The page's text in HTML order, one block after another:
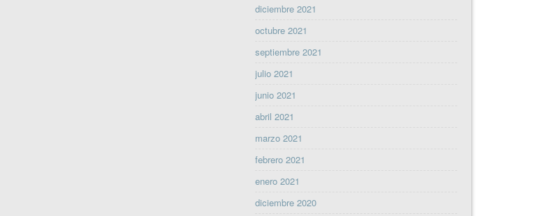
diciembre 2021
octubre 2021
septiembre 2021
julio 2021
junio 2021
abril 2021
marzo 2021
febrero 2021
enero 2021
diciembre 2020